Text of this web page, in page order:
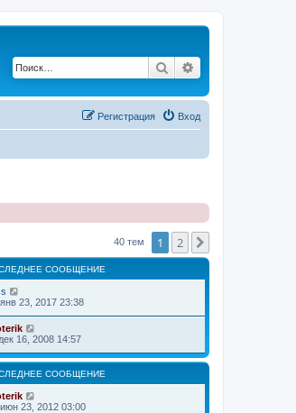
Поиск
Вход
Регистрация
40 тем 1 2
СООБЩЕНИЕ
23, 2017 23:38
16, 2008 14:57
СООБЩЕНИЕ
23, 2012 03:00